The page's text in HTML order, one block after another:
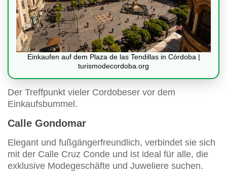
Einkaufen auf dem Plaza de las Tendillas in Córdoba |
turismodecordoba.org
Der Treffpunkt vieler Cordobeser vor dem
Einkaufsbummel.
Calle Gondomar
Elegant und fußgängerfreundlich, verbindet sie sich
mit der Calle Cruz Conde und ist ideal für alle, die
exklusive Modegeschäfte und Juweliere suchen.